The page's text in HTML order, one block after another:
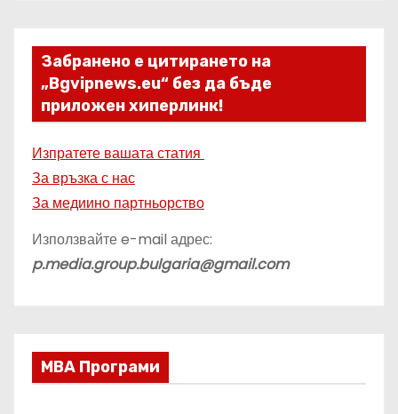
Забранено е цитирането на
„Bgvipnews.eu“ без да бъде
приложен хиперлинк!
Изпратете вашата статия
За връзка с нас
За медиино партньорство
Използвайте e-mail адрес:
p.media.group.bulgaria@gmail.com
МВА Програми